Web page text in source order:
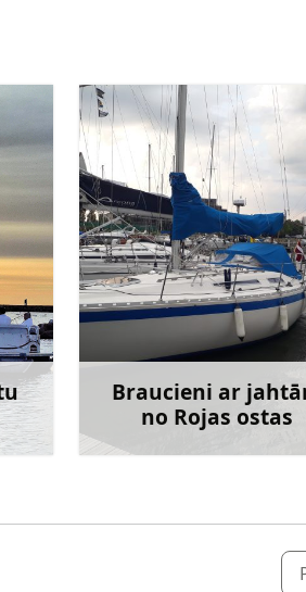
Braucieni ar
no Rojas ostas